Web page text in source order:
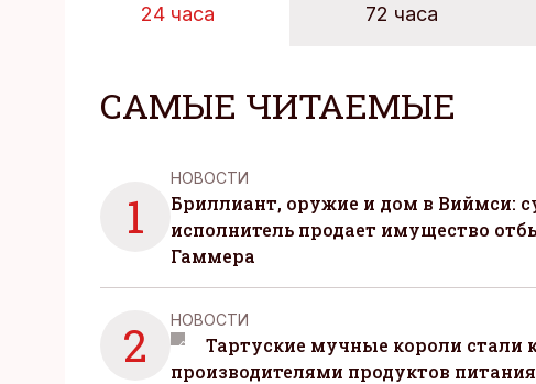
24 часа 72 часа
САМЫЕ ЧИТАЕМЫЕ
1
НОВОСТИ
Бриллиант, оружие и дом в Виймси:
исполнитель продает имущество
Гаммера
2 НОВОСТИ
Тартуские мучные короли стали
производителями продуктов